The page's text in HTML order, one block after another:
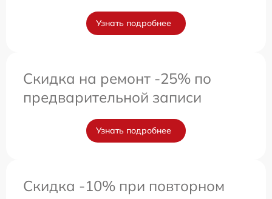
Узнать подробнее
Скидка на ремонт -25% по
предварительной записи
Узнать подробнее
Скидка -10% при повторном